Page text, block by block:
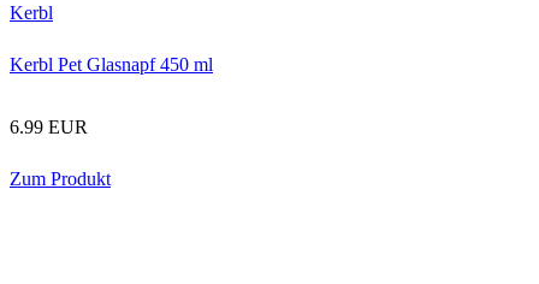
Kerbl
Kerbl Pet Glasnapf 450 ml
6.99 EUR
Zum Produkt